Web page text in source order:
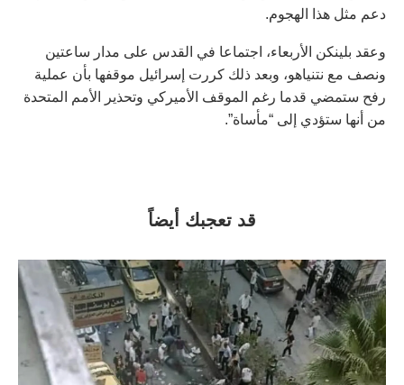
دعم مثل هذا الهجوم.
وعقد بلينكن الأربعاء، اجتماعا في القدس على مدار ساعتين
ونصف مع نتنياهو، وبعد ذلك كررت إسرائيل موقفها بأن عملية
رفح ستمضي قدما رغم الموقف الأميركي وتحذير الأمم المتحدة
من أنها ستؤدي إلى “مأساة”.
قد تعجبك أيضاً